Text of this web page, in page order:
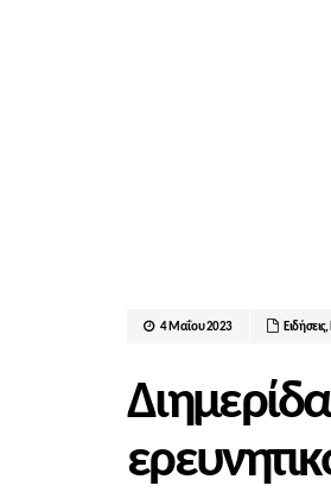
4 Μαΐου 2023 Ειδήσεις,